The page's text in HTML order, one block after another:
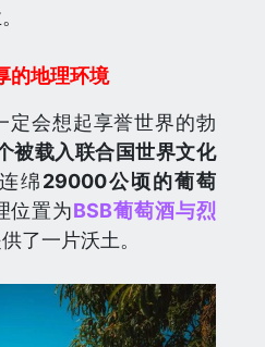
的地理环境
定会想起享誉世界的勃
被载入联合国世界文化
连绵29000公顷的葡萄
位置为BSB葡萄酒与烈
了一片沃土。